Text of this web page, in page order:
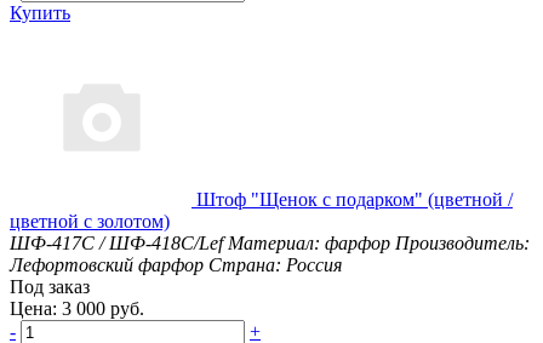
Купить
Штоф "Щенок с подарком" (цветной /
цветной с золотом)
ШФ-417С / ШФ-418С/Lef Материал: фарфор Производитель:
Лефортовский фарфор Страна: Россия
Под заказ
Цена: 3 000 руб.
-
+